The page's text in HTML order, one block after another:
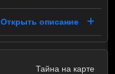
Открыть описание
Тайна на карте